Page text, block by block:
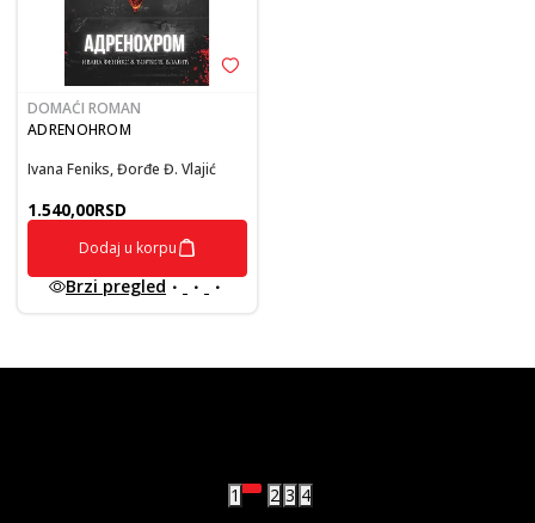
DOMAĆI ROMAN
ADRENOHROM
Ivana Feniks, Đorđe Đ. Vlajić
1.540,00RSD
Dodaj u korpu
Brzi pregled
1 2 3 4